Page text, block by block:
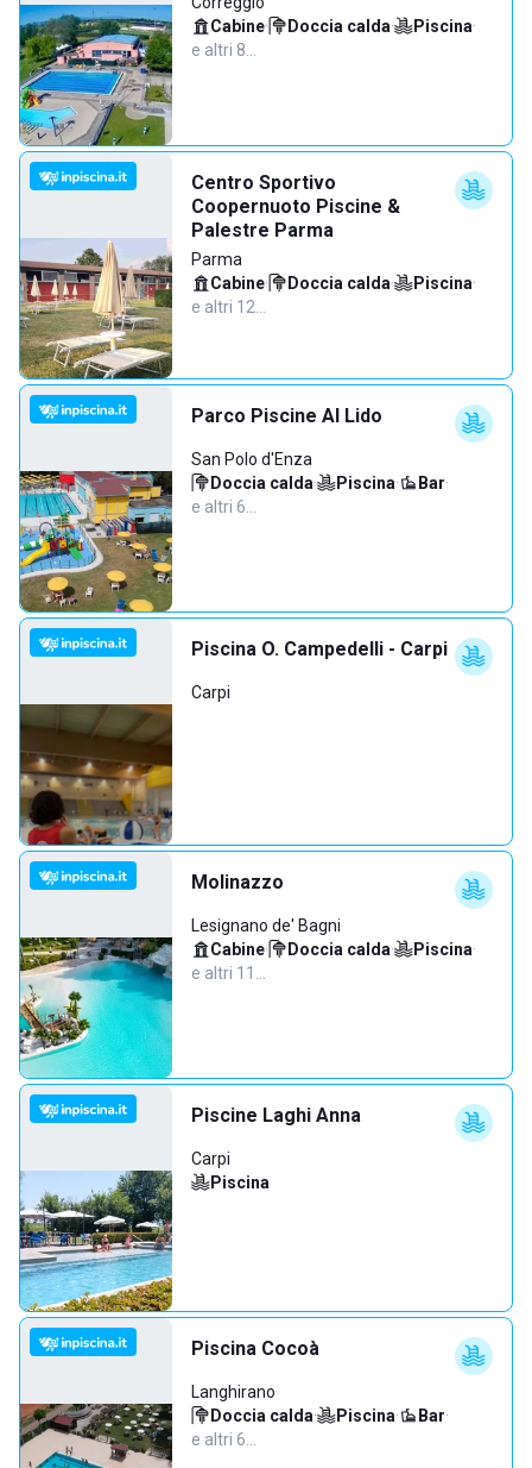
Cabine· Doccia calda· Piscina·
e altri 8…
Centro Sportivo
Coopernuoto Piscine &
Palestre Parma
Parma
Cabine· Doccia calda· Piscina·
e altri 12…
Parco Piscine Al Lido
San Polo d'Enza
Doccia calda· Piscina· Bar·
e altri 6…
Piscina O. Campedelli - Carpi
Carpi
Molinazzo
Lesignano de' Bagni
Cabine· Doccia calda· Piscina·
e altri 11…
Piscine Laghi Anna
Carpi
Piscina
Piscina Cocoà
Langhirano
Doccia calda· Piscina· Bar·
e altri 6…